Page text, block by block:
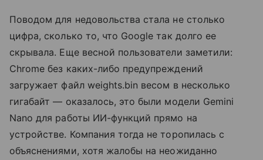
Поводом для недовольства стала не столько
цифра, сколько то, что Google так долго ее
скрывала. Еще весной пользователи заметили:
Chrome без каких-либо предупреждений
загружает файл weights.bin весом в несколько
гигабайт — оказалось, это были модели Gemini
Nano для работы ИИ-функций прямо на
устройстве. Компания тогда не торопилась с
объяснениями, хотя жалобы на неожиданно